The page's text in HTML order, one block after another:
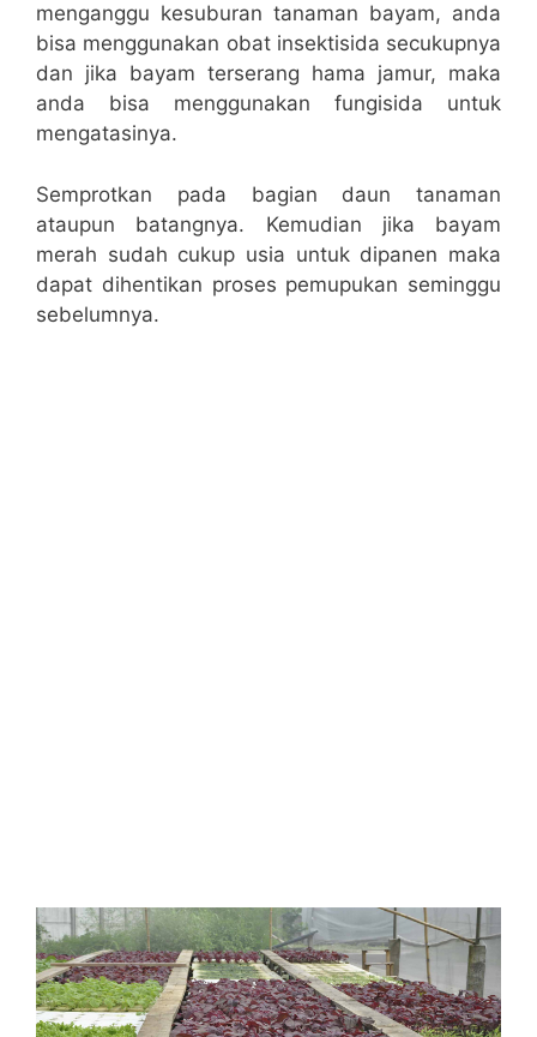
menganggu kesuburan tanaman bayam, anda
bisa menggunakan obat insektisida secukupnya
dan jika bayam terserang hama jamur, maka
anda bisa menggunakan fungisida untuk
mengatasinya.
Semprotkan pada bagian daun tanaman
ataupun batangnya. Kemudian jika bayam
merah sudah cukup usia untuk dipanen maka
dapat dihentikan proses pemupukan seminggu
sebelumnya.